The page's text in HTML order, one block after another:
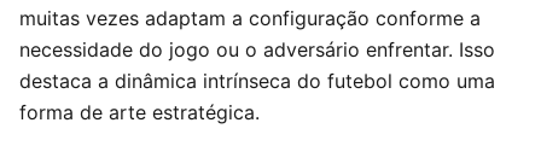
muitas vezes adaptam a configuração conforme a
necessidade do jogo ou o adversário enfrentar. Isso
destaca a dinâmica intrínseca do futebol como uma
forma de arte estratégica.